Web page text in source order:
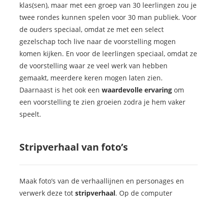
klas(sen), maar met een groep van 30 leerlingen zou je
twee rondes kunnen spelen voor 30 man publiek. Voor
de ouders speciaal, omdat ze met een select
gezelschap toch live naar de voorstelling mogen
komen kijken. En voor de leerlingen speciaal, omdat ze
de voorstelling waar ze veel werk van hebben
gemaakt, meerdere keren mogen laten zien.
Daarnaast is het ook een waardevolle ervaring om
een voorstelling te zien groeien zodra je hem vaker
speelt.
Stripverhaal van foto’s
Maak foto’s van de verhaallijnen en personages en
verwerk deze tot stripverhaal. Op de computer